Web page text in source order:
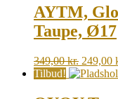
849,00
AYTM,
Taupe, Ø17
349,00kr. Original
price
249,00
Tilbud!